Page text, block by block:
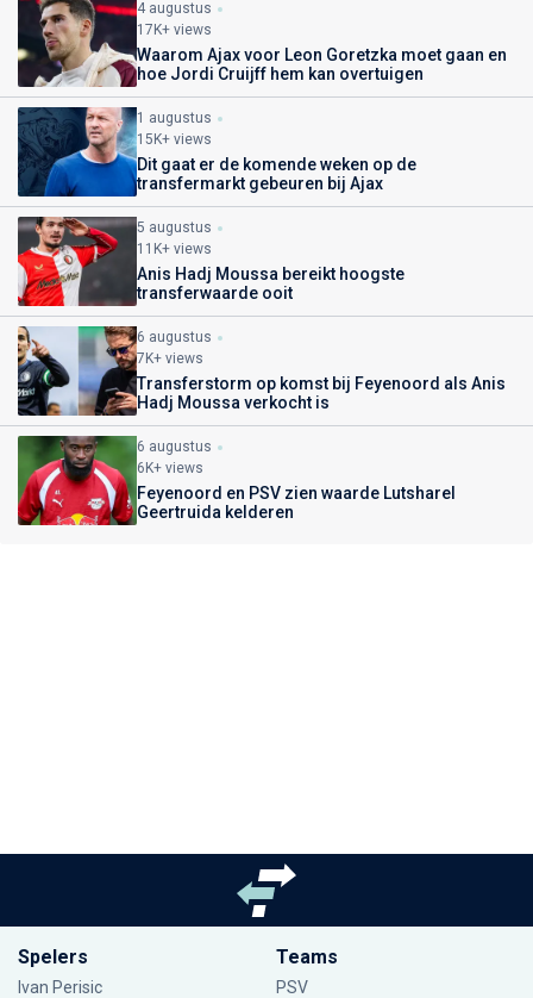
4 augustus
17K+ views
Waarom Ajax voor Leon Goretzka moet gaan en
hoe Jordi Cruijff hem kan overtuigen
1 augustus
15K+ views
Dit gaat er de komende weken op de
transfermarkt gebeuren bij Ajax
5 augustus
11K+ views
Anis Hadj Moussa bereikt hoogste
transferwaarde ooit
6 augustus
7K+ views
Transferstorm op komst bij Feyenoord als Anis
Hadj Moussa verkocht is
6 augustus
6K+ views
Feyenoord en PSV zien waarde Lutsharel
Geertruida kelderen
Spelers
Ivan Perisic
Teams
PSV